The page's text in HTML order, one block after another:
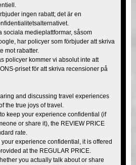
ingen rabatt; det är en
sociala medieplattformar, såsom
har policyer som förbjuder att skriva
mot rabatter.
policyer kommer vi absolut inte att
priset för att skriva recensioner på
and discussing travel experiences
the true joys of travel.
keep your experience confidential (if
or share it), the REVIEW PRICE
rate.
your experience confidential, it is offered
at the REGULAR PRICE.
you actually talk about or share